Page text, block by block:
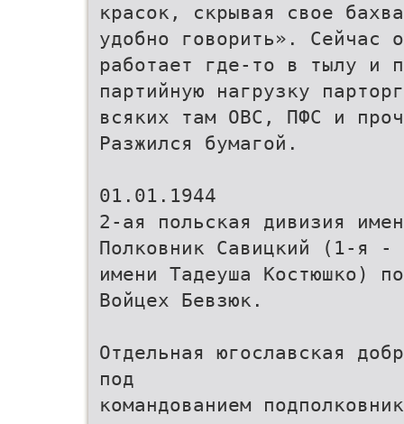
красок, скрывая свое
удобно говорить». Сейчас
работает где-то в тылу и
партийную нагрузку
всяких там ОВС, ПФС и
Разжился бумагой.
01.01.1944
2-ая польская дивизия
Полковник Савицкий (1-я -
имени Тадеуша Костюшко)
Войцех Бевзюк.
Отдельная югославская
под
командованием